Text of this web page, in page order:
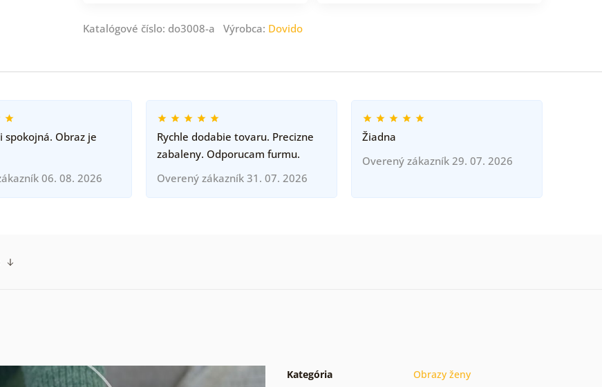
Katalógové číslo: do3008-a Výrobca: Dovido
spokojná. Obraz je
06. 08. 2026
Rychle dodabie tovaru. Precizne
zabaleny. Odporucam furmu.
Overený zákazník 31. 07. 2026
Žiadna
Overený zákazník 29. 07. 2026
Kategória Obrazy ženy